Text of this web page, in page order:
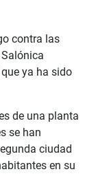
contra las
ya ha sido
de una planta
se han
ciudad
en su